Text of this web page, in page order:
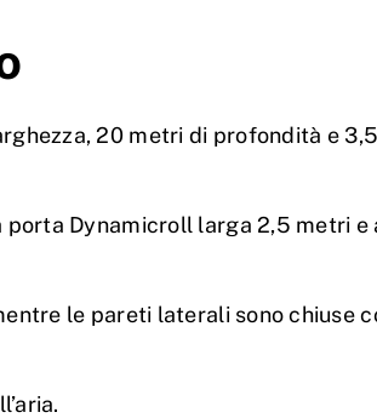
20 metri di profondità e
porta Dynamicroll larga 2,5 metri e
le pareti laterali sono chiuse